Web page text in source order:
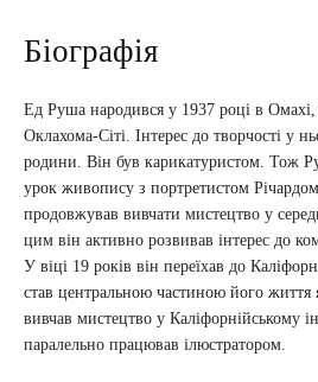
Біографія
Ед Руша народився у 1937 році в Омахі,
Оклахома-Сіті. Інтерес до творчості у
родини. Він був карикатуристом. Тож
урок живопису з портретистом
продовжував вивчати мистецтво у
цим він активно розвивав інтерес до
У віці 19 років він переїхав до
став центральною частиною його
вивчав мистецтво у Каліфорнійському
паралельно працював ілюстратором.